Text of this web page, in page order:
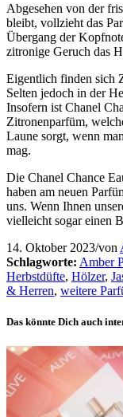
Abgesehen von der
bleibt, vollzieht das
Übergang der
zitronige Geruch das
Eigentlich finden sich
Selten jedoch in der
Insofern ist Chanel
Zitronenparfüm,
Laune sorgt, wenn
mag.
Die Chanel Chance
haben am neuen
uns. Wenn Ihnen
vielleicht sogar einen
14. Oktober 2023/von
Schlagworte: Amber
Herbstdüfte, Hölzer,
& Herren, weitere
Das könnte Dich auch